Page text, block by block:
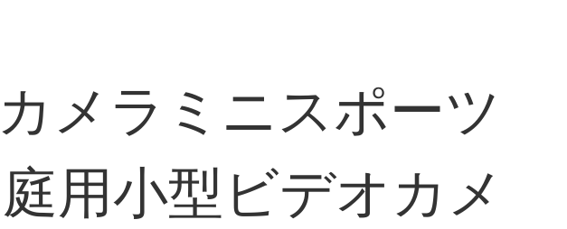
メラミニスポーツ
用小型ビデオカメ